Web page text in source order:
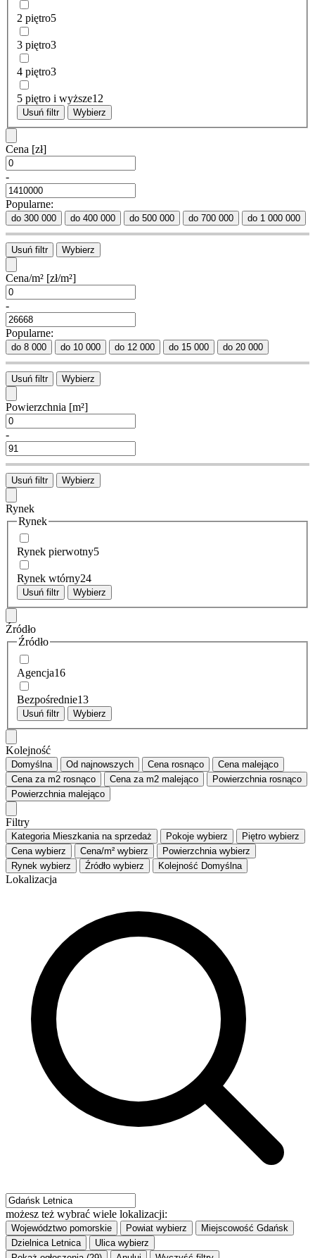
2 piętro5
3 piętro3
4 piętro3
5 piętro i wyższe12
Usuń filtr Wybierz
Cena [zł]
-
Popularne:
do 300 000 do 400 000 do 500 000 do 700 000 do 1 000 000
Usuń filtr Wybierz
Cena/m² [zł/m²]
-
Popularne:
do 8 000 do 10 000 do 12 000 do 15 000 do 20 000
Usuń filtr Wybierz
Powierzchnia [m²]
-
Usuń filtr Wybierz
Rynek
Rynek
Rynek pierwotny5
Rynek wtórny24
Usuń filtr Wybierz
Źródło
Źródło
Agencja16
Bezpośrednie13
Usuń filtr Wybierz
Kolejność
Domyślna Od najnowszych Cena rosnąco Cena malejąco
Cena za m2 rosnąco Cena za m2 malejąco Powierzchnia rosnąco
Powierzchnia malejąco
Filtry
Kategoria Mieszkania na sprzedaż Pokoje wybierz Piętro wybierz
Cena wybierz Cena/m² wybierz Powierzchnia wybierz
Rynek wybierz Źródło wybierz Kolejność Domyślna
Lokalizacja
możesz też wybrać wiele lokalizacji:
Województwo pomorskie Powiat wybierz Miejscowość Gdańsk
Dzielnica
Letnica Ulica wybierz